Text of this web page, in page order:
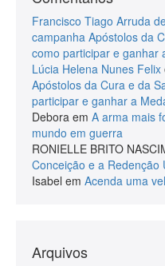
Francisco Tiago Arruda
campanha Apóstolos da
como participar e ganhar
Lúcia Helena Nunes Felix
Apóstolos da Cura e da
participar e ganhar a
Debora em A arma mais
mundo em guerra
RONIELLE BRITO
Conceição e a Redenção
Isabel em Acenda uma
Arquivos